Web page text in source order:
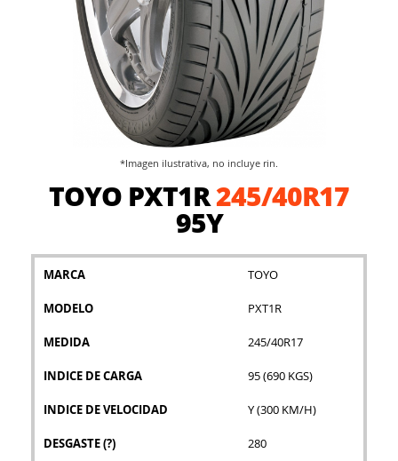
TOYO PXT1R245/40R17
95Y
MARCA TOYO
MODELO PXT1R
MEDIDA 245/40R17
INDICE DE CARGA 95 (690 KGS)
INDICE DE VELOCIDAD Y (300 KM/H)
DESGASTE(?) 280
*Imagen ilustrativa, no incluye rin.
galería
imágenes